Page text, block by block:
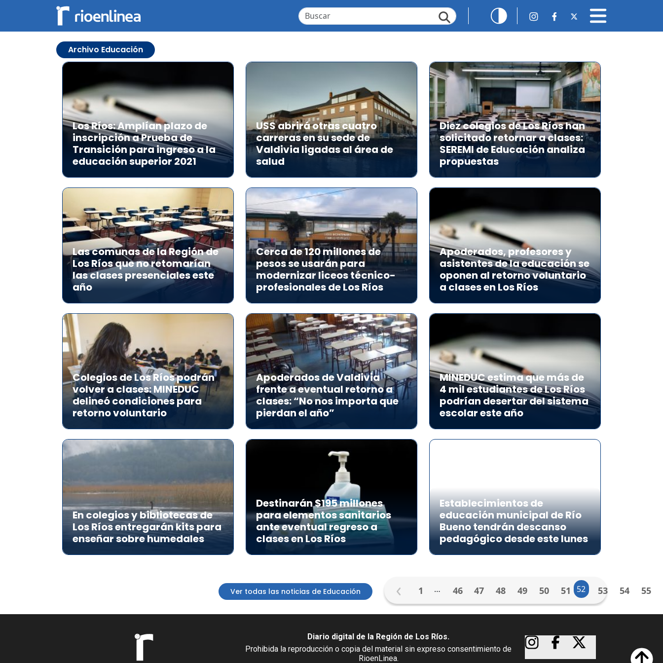
Archivo Educación
Los Ríos: Amplían plazo de
inscripción a Prueba de
Transición para ingreso a la
educación superior 2021
USS abrirá otras cuatro
carreras en su sede de
Valdivia ligadas al área de
salud
Diez colegios de Los Ríos han
solicitado retornar a clases:
SEREMI de Educación analiza
propuestas
Las comunas de la Región de
Los Ríos que no retomarían
las clases presenciales este
año
Cerca de 120 millones de
pesos se usarán para
modernizar liceos técnico-
profesionales de Los Ríos
Apoderados, profesores y
asistentes de la educación se
oponen al retorno voluntario
a clases en Los Ríos
Colegios de Los Ríos podrán
volver a clases: MINEDUC
delineó condiciones para
retorno voluntario
Apoderados de Valdivia
frente a eventual retorno a
clases: “No nos importa que
pierdan el año”
MINEDUC estima que más de
4 mil estudiantes de Los Ríos
podrían desertar del sistema
escolar este año
En colegios y bibliotecas de
Los Ríos entregarán kits para
enseñar sobre humedales
Destinarán $195 millones
para elementos sanitarios
ante eventual regreso a
clases en Los Ríos
Establecimientos de
educación municipal de Río
Bueno tendrán descanso
pedagógico desde este lunes
Ver todas las noticias de Educación 1 … 46 47 48 49 50 51 52 53 54 55
Diario digital de la Región de Los Ríos.
Prohibida la reproducción o copia del material sin expreso consentimiento de
RioenLinea.